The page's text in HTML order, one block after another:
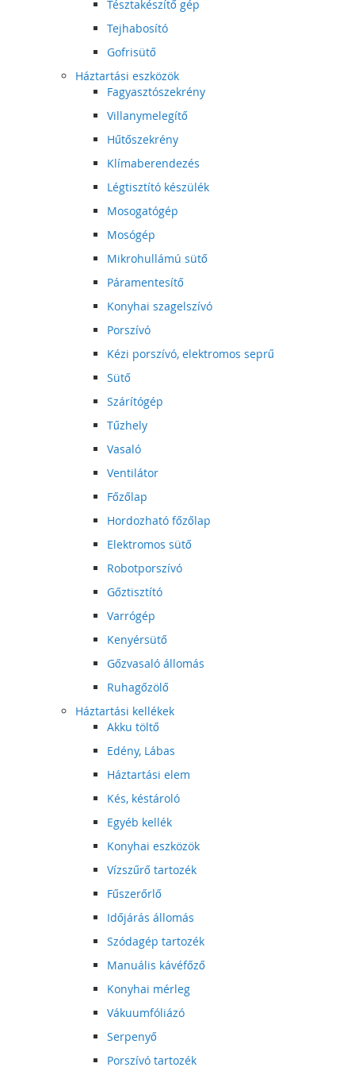
Tésztakészítő gép
Tejhabosító
Gofrisütő
Háztartási eszközök
Fagyasztószekrény
Villanymelegítő
Hűtőszekrény
Klímaberendezés
Légtisztító készülék
Mosogatógép
Mosógép
Mikrohullámú sütő
Páramentesítő
Konyhai szagelszívó
Porszívó
Kézi porszívó, elektromos seprű
Sütő
Szárítógép
Tűzhely
Vasaló
Ventilátor
Főzőlap
Hordozható főzőlap
Elektromos sütő
Robotporszívó
Gőztisztító
Varrógép
Kenyérsütő
Gőzvasaló állomás
Ruhagőzölő
Háztartási kellékek
Akku töltő
Edény, Lábas
Háztartási elem
Kés, késtároló
Egyéb kellék
Konyhai eszközök
Vízszűrő tartozék
Fűszerőrlő
Időjárás állomás
Szódagép tartozék
Manuális kávéfőző
Konyhai mérleg
Vákuumfóliázó
Serpenyő
Porszívó tartozék